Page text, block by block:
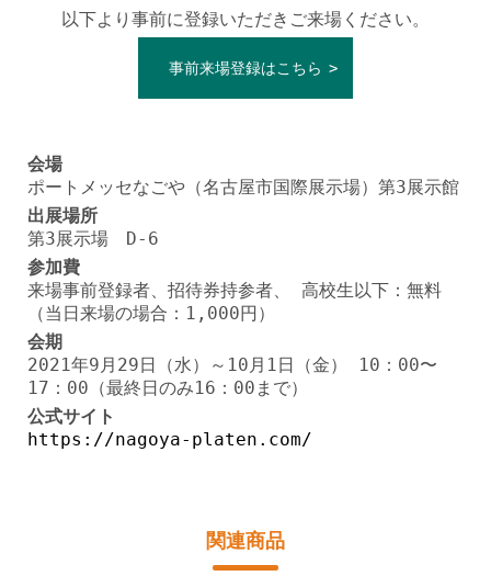
以下より事前に登録いただきご来場ください。
事前来場登録はこちら
会場
ポートメッセなごや（名古屋市国際展示場）第3展示館
出展場所
第3展示場 D-6
参加費
来場事前登録者、招待券持参者、 高校生以下：無料
（当日来場の場合：1,000円）
会期
2021年9月29日（水）～10月1日（金） 10：00〜
17：00（最終日のみ16：00まで）
公式サイト
https://nagoya-platen.com/
関連商品